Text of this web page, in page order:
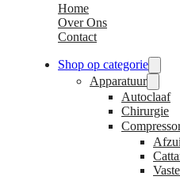
Home
Over Ons
Contact
Shop op categorie
Apparatuur
Autoclaaf
Chirurgie